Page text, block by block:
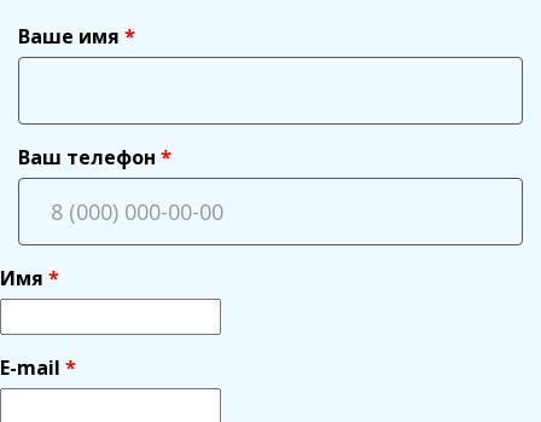
Ваше имя
Ваш телефон
Имя
E-mail